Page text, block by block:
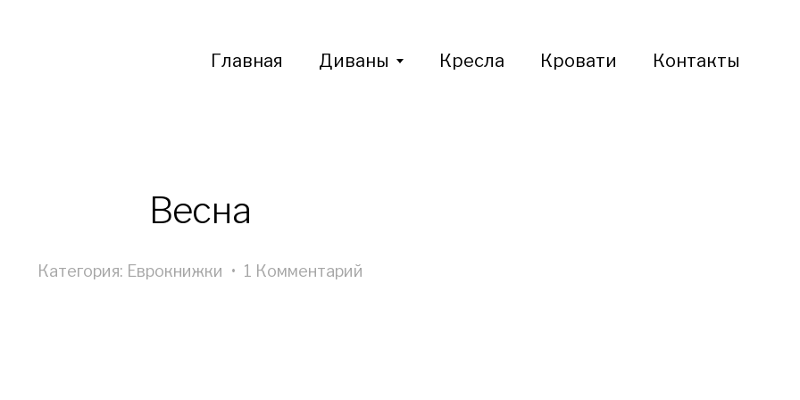
Главная Диваны Кресла Кровати Контакты
Весна
Категория: Еврокнижки • 1 Комментарий